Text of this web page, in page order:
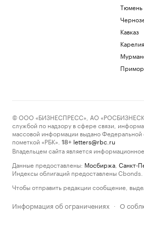
Тюмень
Кавказ
Карелия
© ООО «БИЗНЕСПРЕСС», АО
службой по надзору в сфере связи,
массовой информации выдано
пометкой «РБК».
18+ letters@rbc.ru
Владельцем сайта является информационное
Данные предоставлены: Мосбиржа Санкт-
Индексы облигаций предоставлены Cbonds.
Чтобы отправить редакции сообщение,
Информация об ограничениях · О